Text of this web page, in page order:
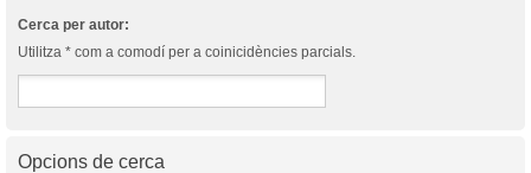
Cerca per autor:
Utilitza * com a comodí per a coinicidències parcials.
Opcions de cerca